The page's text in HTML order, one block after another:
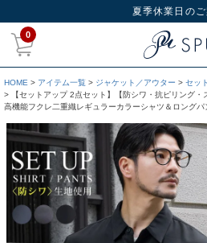
夏季休業日のご
0
HOME アイテム一覧 ジャケット／アウター
セッ
【セットアップ 2点セット】【防シワ・抗ピリング・
高機能フクレ二重織レギュラーカラーシャツ＆ロング